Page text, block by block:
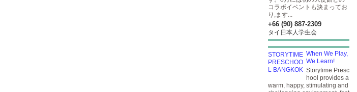
コラボイベントも決まってお
り,ます...
+66 (90) 887-2309
タイ日本人学生会
When We Play,
We Learn!
Storytime Presc
hool provides a
warm, happy, stimulating and